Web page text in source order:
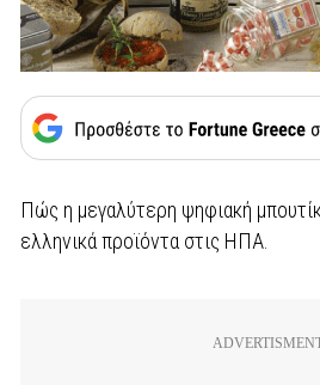
Πώς η μεγαλύτερη ψηφιακή
ελληνικά προϊόντα στις ΗΠΑ.